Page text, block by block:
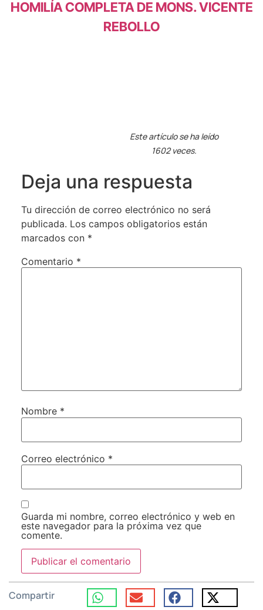
HOMILÍA COMPLETA DE MONS. VICENTE
REBOLLO
Este artículo se ha leído
1602 veces.
Deja una respuesta
Tu dirección de correo electrónico no será
publicada. Los campos obligatorios están
marcados con *
Comentario *
Nombre *
Correo electrónico *
Guarda mi nombre, correo electrónico y web en
este navegador para la próxima vez que
comente.
Compartir